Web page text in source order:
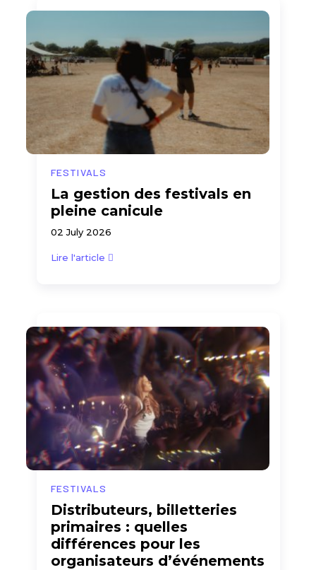
FESTIVALS
La gestion des festivals en
pleine canicule
02 July 2026
Lire l'article
FESTIVALS
Distributeurs, billetteries
primaires : quelles
différences pour les
organisateurs d’événements